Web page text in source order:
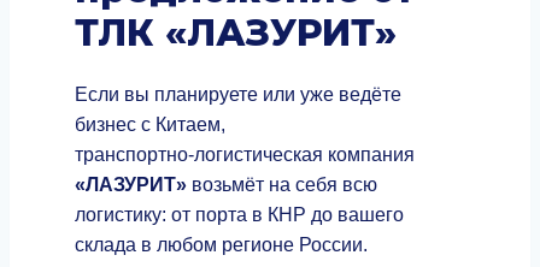
ТЛК «ЛАЗУРИТ»
Если вы планируете или уже ведёте
бизнес с Китаем,
транспортно‑логистическая компания
«ЛАЗУРИТ» возьмёт на себя всю
логистику: от порта в КНР до вашего
склада в любом регионе России.